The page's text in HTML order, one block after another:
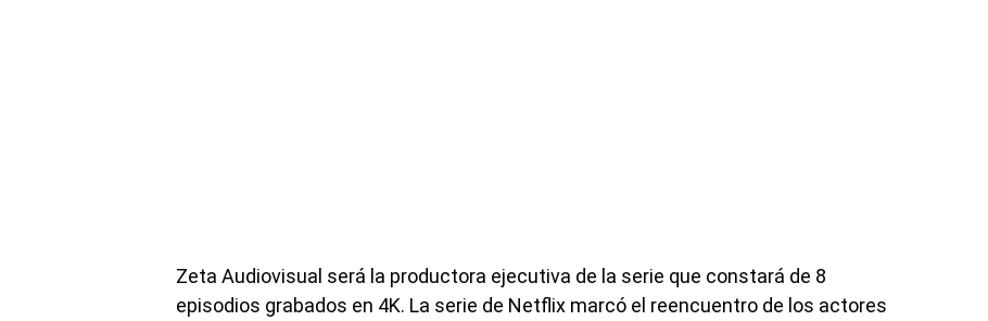
Zeta Audiovisual será la productora ejecutiva de la serie que constará de 8
episodios grabados en 4K. La serie de Netflix marcó el reencuentro de los actores